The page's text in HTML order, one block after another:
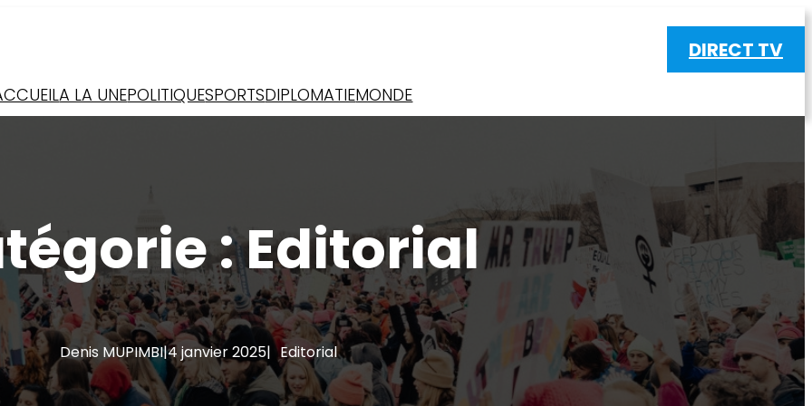
DIRECT TV
A LA UNEPOLITIQUESPORTSDIPLOMATIEMONDE
:Editorial
Denis MUPIMBI|4 janvier 2025| Editorial